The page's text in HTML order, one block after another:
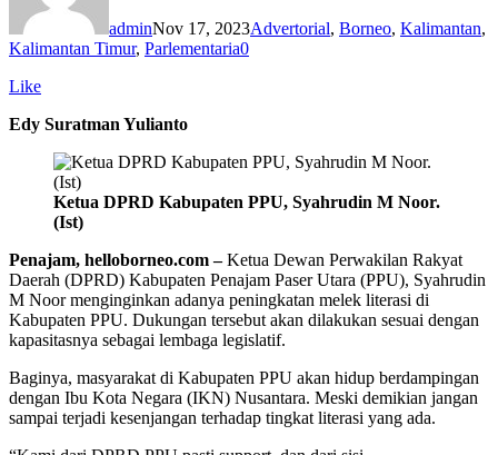
adminNov 17, 2023Advertorial, Borneo, Kalimantan,
Kalimantan Timur, Parlementaria0
Like
Edy Suratman Yulianto
Ketua DPRD Kabupaten PPU, Syahrudin M Noor.
(Ist)
Penajam, helloborneo.com –Ketua Dewan Perwakilan Rakyat
Daerah (DPRD) Kabupaten Penajam Paser Utara (PPU), Syahrudin
M Noor menginginkan adanya peningkatan melek literasi di
Kabupaten PPU. Dukungan tersebut akan dilakukan sesuai dengan
kapasitasnya sebagai lembaga legislatif.
Baginya, masyarakat di Kabupaten PPU akan hidup berdampingan
dengan Ibu Kota Negara (IKN) Nusantara. Meski demikian jangan
sampai terjadi kesenjangan terhadap tingkat literasi yang ada.